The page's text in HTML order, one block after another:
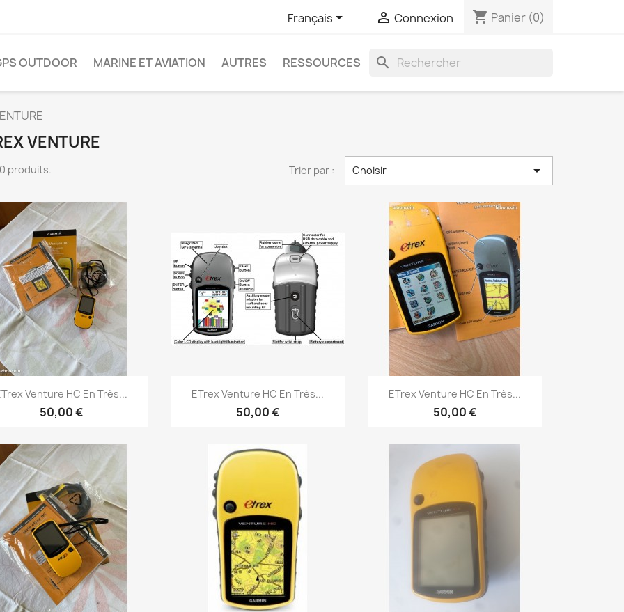
Français  Connexion shopping_cart Panier (0)
OUTDOOR MARINE ET AVIATION AUTRES RESSOURCES search
VENTURE
produits. Trier par : Choisir 
Aperçu rapide
Venture HC En Très...
50,00 €
Aperçu rapide
ETrex Venture HC En Très...
50,00 €
Aperçu rapide
ETrex Venture HC En Très...
50,00 €